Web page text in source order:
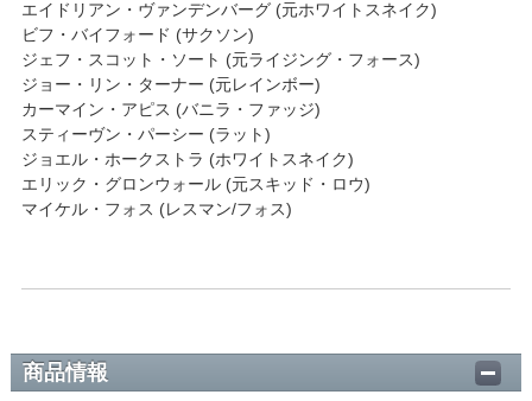
エイドリアン・ヴァンデンバーグ (元ホワイトスネイク)
ビフ・バイフォード (サクソン)
ジェフ・スコット・ソート (元ライジング・フォース)
ジョー・リン・ターナー (元レインボー)
カーマイン・アピス (バニラ・ファッジ)
スティーヴン・パーシー (ラット)
ジョエル・ホークストラ (ホワイトスネイク)
エリック・グロンウォール (元スキッド・ロウ)
マイケル・フォス (レスマン/フォス)
商品情報